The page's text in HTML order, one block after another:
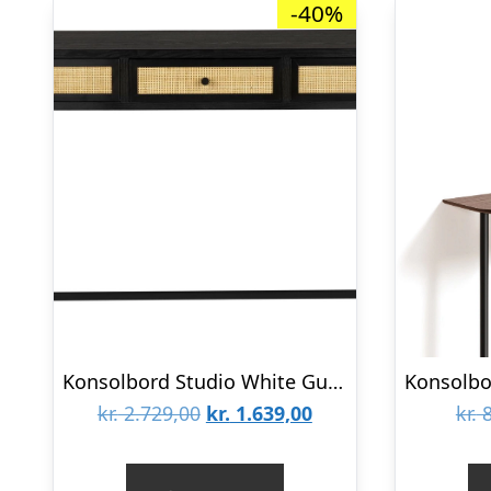
-40%
Konsolbord Studio White Guuji, antracit, rattan & metal, MDF-finér, 120Ã40Ã76 cm
kr.2.729,00 Den
kr. 1.639,00Den
kr.